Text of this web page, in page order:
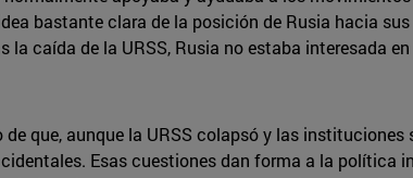
bastante clara de la posición de Rusia hacia
caída de la URSS, Rusia no estaba interesada
que, aunque la URSS colapsó y las
Esas cuestiones dan forma a la política